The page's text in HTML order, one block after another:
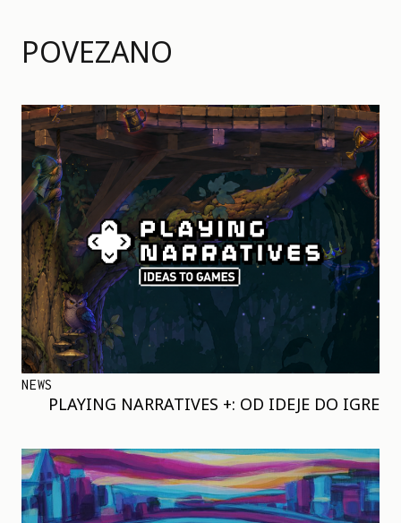
POVEZANO
NEWS
PLAYING NARRATIVES +: OD IDEJE DO IGRE